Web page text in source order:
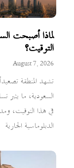
لماذا أصبحت
التوقيت؟
August 7, 2026
تشهد المنطقة
السعودية، ما
في هذا التوقيت،
الدبلوماسية الجارية